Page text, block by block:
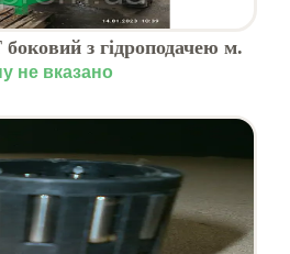
з гідроподачею м.
Львів
не вказано